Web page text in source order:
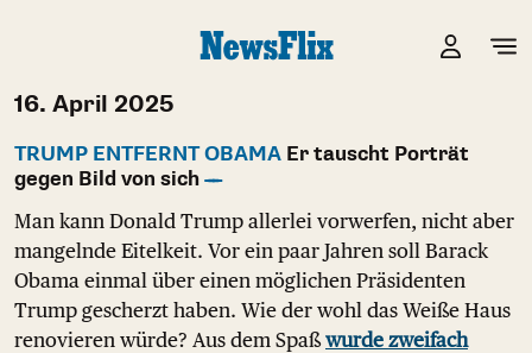
16. April 2025
TRUMP ENTFERNT OBAMA Er tauscht Porträt
gegen Bild von sich
Man kann Donald Trump allerlei vorwerfen, nicht aber
mangelnde Eitelkeit. Vor ein paar Jahren soll Barack
Obama einmal über einen möglichen Präsidenten
Trump gescherzt haben. Wie der wohl das Weiße Haus
renovieren würde? Aus dem Spaßwurde zweifach